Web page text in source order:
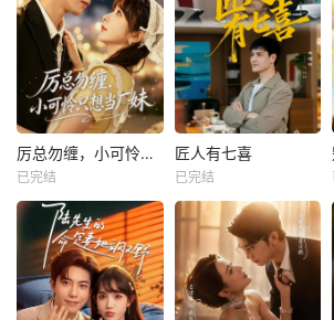
厉总勿缠，小可怜只想当厂妹
已完结
匠人有七喜
已完结